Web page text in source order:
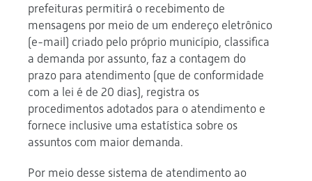
prefeituras permitirá o recebimento de
mensagens por meio de um endereço eletrônico
(e-mail) criado pelo próprio município, classifica
a demanda por assunto, faz a contagem do
prazo para atendimento (que de conformidade
com a lei é de 20 dias), registra os
procedimentos adotados para o atendimento e
fornece inclusive uma estatística sobre os
assuntos com maior demanda.
Por meio desse sistema de atendimento ao